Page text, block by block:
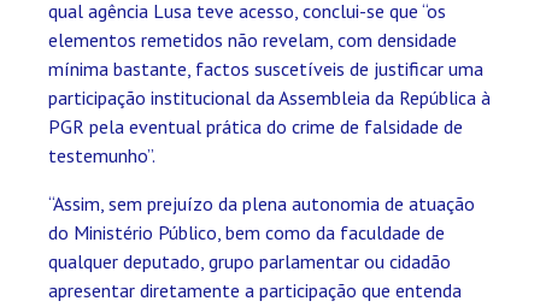
qual agência Lusa teve acesso, conclui-se que “os
elementos remetidos não revelam, com densidade
mínima bastante, factos suscetíveis de justificar uma
participação institucional da Assembleia da República à
PGR pela eventual prática do crime de falsidade de
testemunho”.
“Assim, sem prejuízo da plena autonomia de atuação
do Ministério Público, bem como da faculdade de
qualquer deputado, grupo parlamentar ou cidadão
apresentar diretamente a participação que entenda